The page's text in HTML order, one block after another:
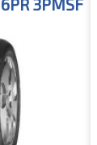
3PMSF